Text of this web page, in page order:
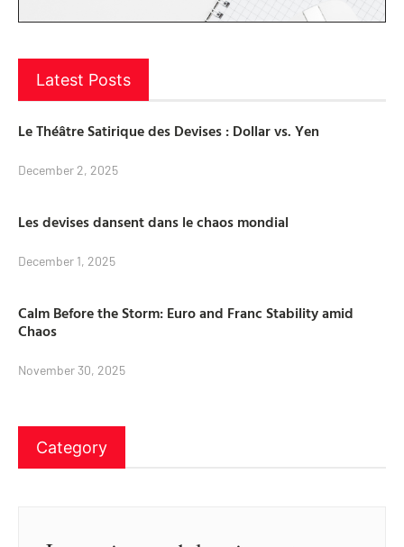
Latest Posts
Le Théâtre Satirique des Devises : Dollar vs. Yen
December 2, 2025
Les devises dansent dans le chaos mondial
December 1, 2025
Calm Before the Storm: Euro and Franc Stability amid
Chaos
November 30, 2025
Category